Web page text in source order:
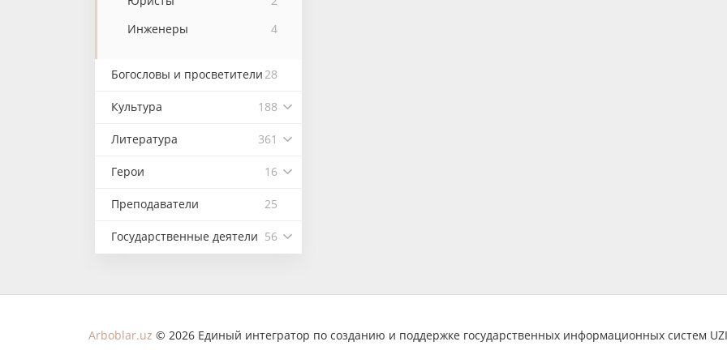
Инженеры
4
Богословы и просветители28
Культура 188
Литература 361
Герои 16
Преподаватели 25
Государственные деятели 56
Arboblar.uz © 2026 Единый интегратор по созданию и поддержке государственных информационных систем